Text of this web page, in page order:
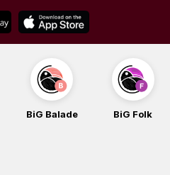
BiG Balade BiG Folk